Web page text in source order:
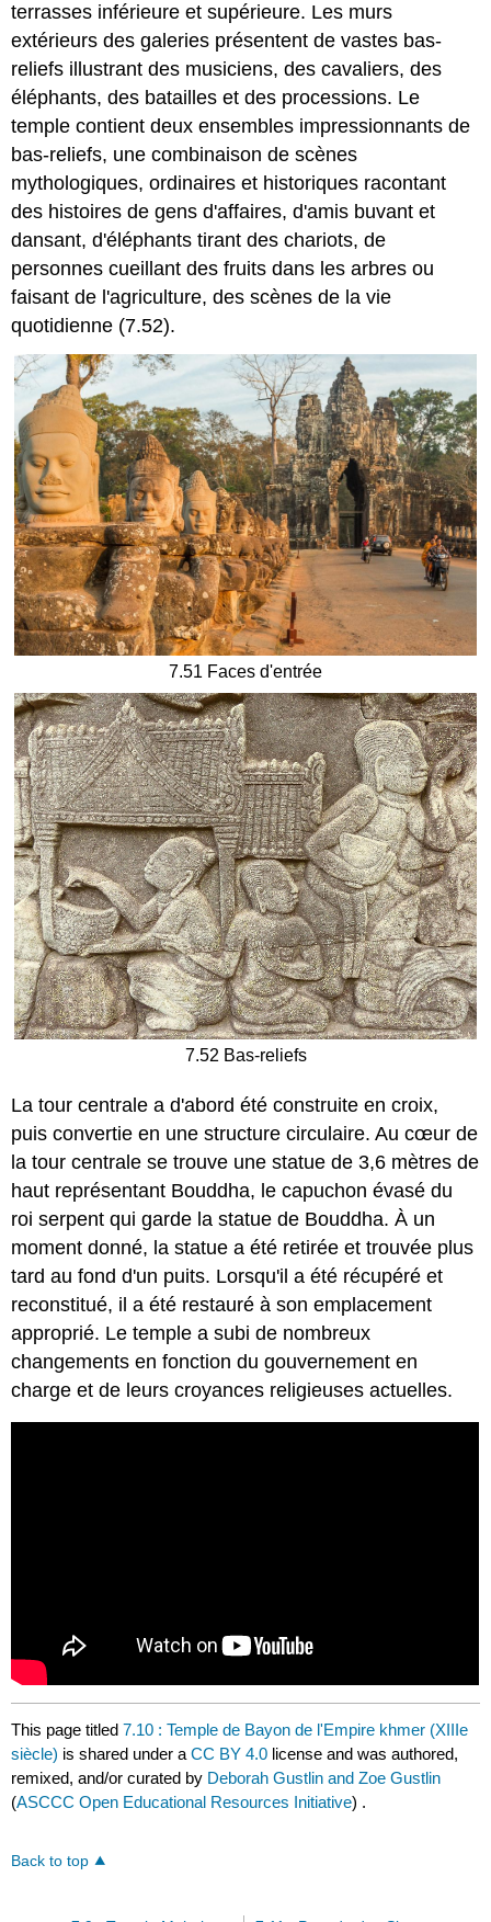
terrasses inférieure et supérieure. Les murs
extérieurs des galeries présentent de vastes bas-
reliefs illustrant des musiciens, des cavaliers, des
éléphants, des batailles et des processions. Le
temple contient deux ensembles impressionnants de
bas-reliefs, une combinaison de scènes
mythologiques, ordinaires et historiques racontant
des histoires de gens d'affaires, d'amis buvant et
dansant, d'éléphants tirant des chariots, de
personnes cueillant des fruits dans les arbres ou
faisant de l'agriculture, des scènes de la vie
quotidienne (7.52).
7.51 Faces d'entrée
7.52 Bas-reliefs
La tour centrale a d'abord été construite en croix,
puis convertie en une structure circulaire. Au cœur de
la tour centrale se trouve une statue de 3,6 mètres de
haut représentant Bouddha, le capuchon évasé du
roi serpent qui garde la statue de Bouddha. À un
moment donné, la statue a été retirée et trouvée plus
tard au fond d'un puits. Lorsqu'il a été récupéré et
reconstitué, il a été restauré à son emplacement
approprié. Le temple a subi de nombreux
changements en fonction du gouvernement en
charge et de leurs croyances religieuses actuelles.
This page titled7.10 : Temple de Bayon de l'Empire khmer (XIIIe
siècle) is shared under aCC BY 4.0 license and was authored,
remixed, and/or curated by Deborah Gustlin and Zoe Gustlin
(ASCCC Open Educational Resources Initiative) .
Back to top